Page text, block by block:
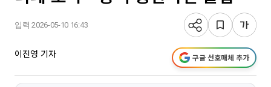
입력 2026-05-10 16:43
이진영 기자 구글 선호매체 추가